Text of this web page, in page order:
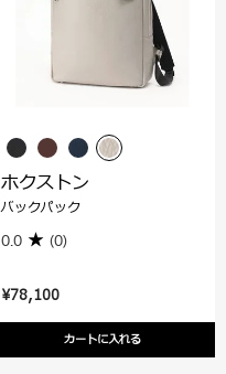
¥78,100
カートに入れる
ホクストン
バックパック
0.0 (0)